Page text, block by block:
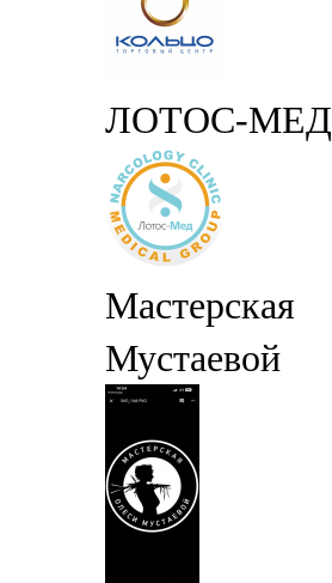
ЛОТОС-МЕД
Мастерская
Мустаевой